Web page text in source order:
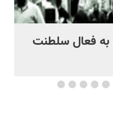
به فعال سلطنت